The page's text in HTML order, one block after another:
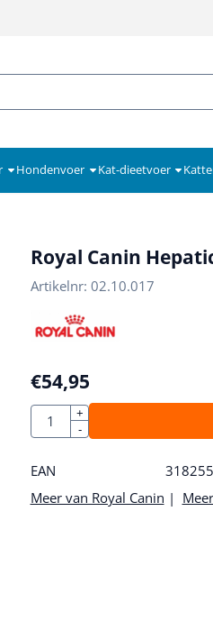
Hondenvoer Kat-dieetvoer
Royal Canin
Artikelnr: 02.10.017
€54,95
Aantal
+
-
EAN
Meer van Royal Canin |